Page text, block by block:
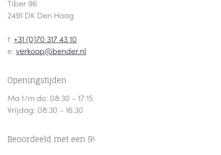
Tiber 96
2491 DK Den Haag
t: +31 (0)70 317 43 10
e: verkoop@bender.nl
Openingstijden
Ma t/m do: 08:30 - 17:15
Vrijdag: 08:30 - 16:30
Beoordeeld met een 9!